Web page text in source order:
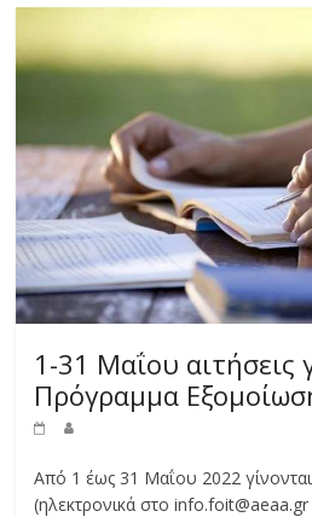
1-31 Μαΐου αιτήσεις
Πρόγραμμα
Από 1 έως 31 Μαΐου 2022 γίνονται
(ηλεκτρονικά στο